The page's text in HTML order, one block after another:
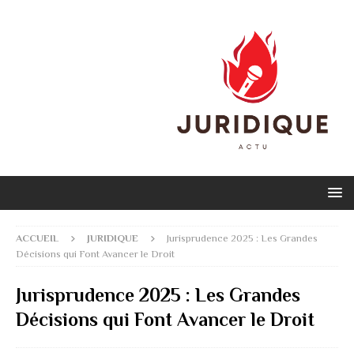
ACCUEIL JURIDIQUE
Jurisprudence 2025 : Les Grandes
Décisions qui Font Avancer le Droit
Jurisprudence 2025 : Les Grandes
Décisions qui Font Avancer le Droit